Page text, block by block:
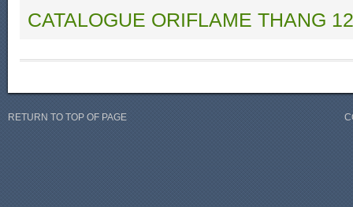
CATALOGUE ORIFLAME THANG
RETURN TO TOP OF PAGE